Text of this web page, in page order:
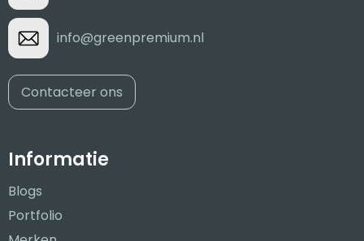
info@greenpremium.nl
Contacteer ons
Informatie
Blogs
Portfolio